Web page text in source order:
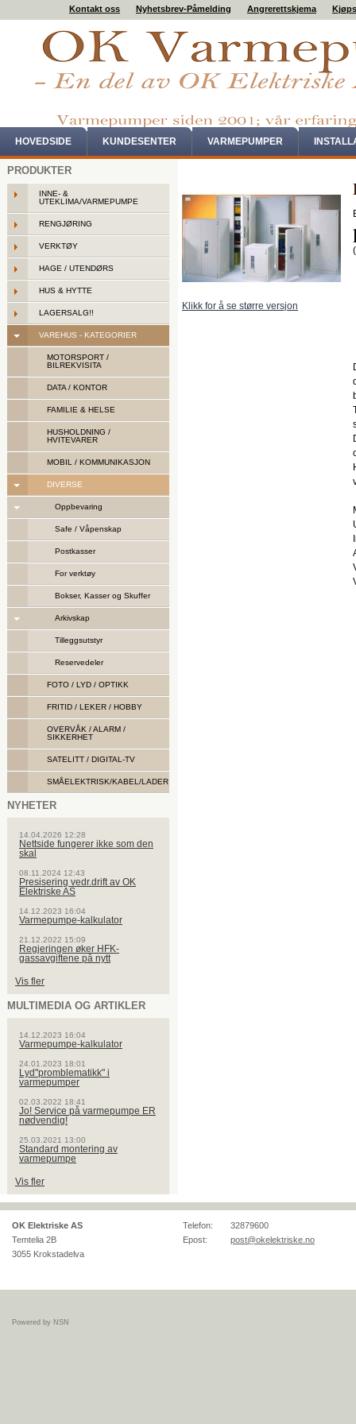
Kontakt oss Nyhetsbrev-Påmelding Angrerettskjema
HOVEDSIDE KUNDESENTER VARMEPUMPER
PRODUKTER
INNE- &
UTEKLIMA/VARMEPUMPE
RENGJØRING
VERKTØY
HAGE / UTENDØRS
HUS & HYTTE
LAGERSALG!!
VAREHUS - KATEGORIER
MOTORSPORT /
BILREKVISITA
DATA / KONTOR
FAMILIE & HELSE
HUSHOLDNING /
HVITEVARER
MOBIL / KOMMUNIKASJON
DIVERSE
Oppbevaring
Safe / Våpenskap
Postkasser
For verktøy
Bokser, Kasser og Skuffer
Arkivskap
Tilleggsutstyr
Reservedeler
FOTO / LYD / OPTIKK
FRITID / LEKER / HOBBY
OVERVÅK / ALARM /
SIKKERHET
SATELITT / DIGITAL-TV
SMÅELEKTRISK/KABEL/LADER
NYHETER
14.04.2026 12:28
Nettside fungerer ikke som den
skal
08.11.2024 12:43
Presisering vedr.drift av OK
Elektriske AS
14.12.2023 16:04
Varmepumpe-kalkulator
21.12.2022 15:09
Regjeringen øker HFK-
gassavgiftene på nytt
Vis fler
MULTIMEDIA OG ARTIKLER
14.12.2023 16:04
Varmepumpe-kalkulator
24.01.2023 18:01
Lyd"promblematikk" i
varmepumper
02.03.2022 18:41
Jo! Service på varmepumpe ER
nødvendig!
25.03.2021 13:00
Standard montering av
varmepumpe
Vis fler
Klikk for å se større versjon
OK Elektriske AS
Temtelia 2B
3055 Krokstadelva
Telefon:
32879600
Epost:
post@okelektriske.no
Powered by NSN